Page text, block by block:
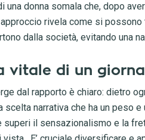
una donna somala che, dopo
rivela come si
dalla società, evitando una
vitale di un
dal rapporto è chiaro: dietro
scelta narrativa che ha un peso
superi il sensazionalismo e la